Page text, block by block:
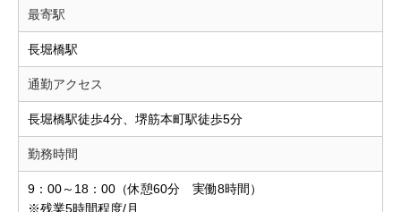
最寄駅
長堀橋駅
通勤アクセス
長堀橋駅徒歩4分、堺筋本町駅徒歩5分
勤務時間
9：00～18：00（休憩60分 実働8時間）
※残業5時間程度/月